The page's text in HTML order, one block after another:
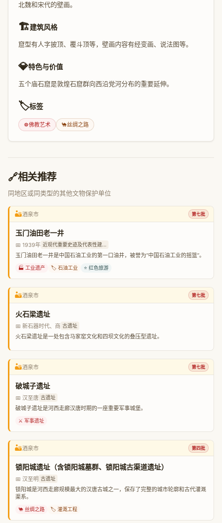
北魏和宋代的壁画。
🏗️建筑风格
窟型有人字披顶、覆斗顶等，壁画内容有经变画、说法图等。
💎特色与价值
五个庙石窟是敦煌石窟群向西沿党河分布的重要延伸。
🏷️标签
☸️佛教艺术 🐪丝绸之路
🔗相关推荐
同地区或同类型的其他文物保护单位
🏜️酒泉市 第七批
玉门油田老一井
📅 1939年 近现代重要史迹及代表性建...
玉门油田老一井是中国石油工业的第一口油井，被誉为“中国石油工业的摇篮”。
🏭 工业遗产 🏷️ 石油工业 ⭐ 红色旅游
🏜️酒泉市 第七批
火石梁遗址
📅 新石器时代、商 古遗址
火石梁遗址是一处包含马家窑文化和四坝文化的叠压型遗址。
🏜️酒泉市 第七批
破城子遗址
📅 汉至唐 古遗址
破城子遗址是河西走廊汉唐时期的一座重要军事城堡。
⚔️ 军事遗址
🏜️酒泉市 第四批
锁阳城遗址（含锁阳城墓群、锁阳城古渠道遗址）
📅 汉至明 古遗址
锁阳城是河西走廊规模最大的汉唐古城之一，保存了完整的城市轮廓和古代灌溉
渠系。
🐪 丝绸之路 🏷️ 灌溉工程